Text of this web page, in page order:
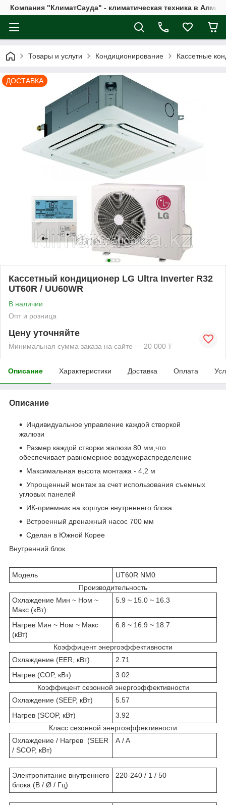
Компания "КлиматСауда" - климатическая техника в
Товары и услуги Кондиционирование Кассетные
ДОСТАВКА
Кассетный кондиционер LG Ultra Inverter R32
UT60R / UU60WR
В наличии
Опт и розница
Цену уточняйте
Минимальная сумма заказа на сайте — 20 000 ₸
Описание Характеристики Доставка Оплата
Описание
Индивидуальное управление каждой створкой
жалюзи
Размер каждой створки жалюзи 80 мм,что
обеспечивает равномерное воздухораспределение
Максимальная высота монтажа - 4,2 м
Упрощенный монтаж за счет использования съемных
угловых панелей
ИК-приемник на корпусе внутреннего блока
Встроенный дренажный насос 700 мм
Сделан в Южной Корее
Внутренний блок
Модель
UT60R NM0
Производительность
Охлаждение Мин ~ Ном ~
Макс (кВт)
5.9 ~ 15.0 ~ 16.3
Нагрев Мин ~ Ном ~ Макс
(кВт)
6.8 ~ 16.9 ~ 18.7
Коэффицент энергоэффективности
Охлаждение (EER, кВт)
2.71
Нагрев (COP, кВт)
3.02
Коэффицент сезонной энергоэффективности
Охлаждение (SEEP, кВт)
5.57
Нагрев (SCOP, кВт)
3.92
Класс сезонной энергоэффективности
Охлаждение / Нагрев (SEER
/ SCOP, кВт)
A / A
Электропитание внутреннего
блока (В / Ø / Гц)
220-240 / 1 / 50